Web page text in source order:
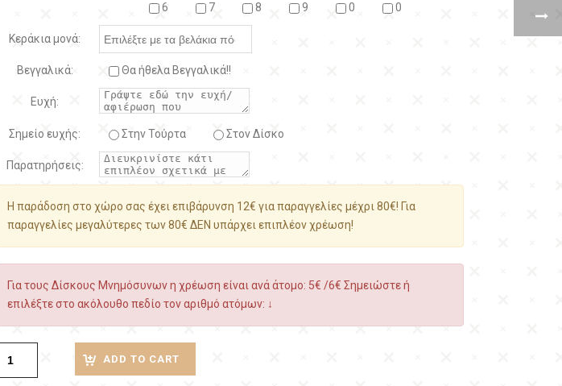
6
7 8 9 0 0
Κεράκια μονά:
Βεγγαλικά: Θα ήθελα Βεγγαλικά!!
Ευχή:
Σημείο ευχής: Στην Τούρτα Στον Δίσκο
Παρατηρήσεις:
Η παράδοση στο χώρο σας έχει επιβάρυνση 12€ για παραγγελίες μέχρι 80€! Για
παραγγελίες μεγαλύτερες των 80€ ΔΕΝ υπάρχει επιπλέον χρέωση!
Για τους Δίσκους Μνημόσυνων η χρέωση είναι ανά άτομο: 5€ /6€ Σημειώστε ή
επιλέξτε στο ακόλουθο πεδίο τον αριθμό ατόμων: ↓
ADD TO CART